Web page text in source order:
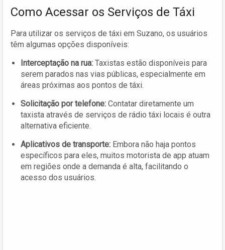
Como Acessar os Serviços de Táxi
Para utilizar os serviços de táxi em Suzano, os usuários
têm algumas opções disponíveis:
Interceptação na rua: Taxistas estão disponíveis para
serem parados nas vias públicas, especialmente em
áreas próximas aos pontos de táxi.
Solicitação por telefone: Contatar diretamente um
taxista através de serviços de rádio táxi locais é outra
alternativa eficiente.
Aplicativos de transporte: Embora não haja pontos
específicos para eles, muitos motorista de app atuam
em regiões onde a demanda é alta, facilitando o
acesso dos usuários.